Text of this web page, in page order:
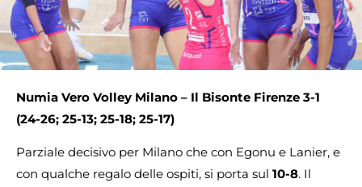
Numia Vero Volley Milano – Il Bisonte Firenze 3-1
(24-26; 25-13; 25-18; 25-17)
Parziale decisivo per Milano che con Egonu e Lanier, e
con qualche regalo delle ospiti, si porta sul 10-8. Il